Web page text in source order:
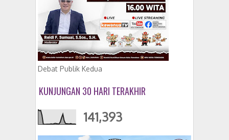
Debat Publik Kedua
KUNJUNGAN 30 HARI TERAKHIR
141,393